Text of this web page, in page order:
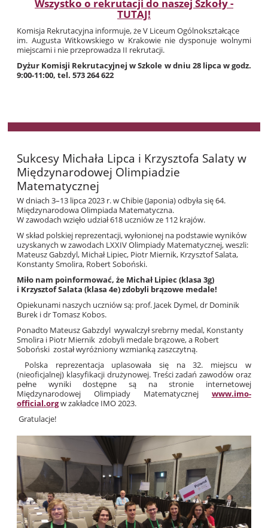
Wszystko o rekrutacji do naszej Szkoły -
TUTAJ!
Komisja Rekrutacyjna informuje, że V Liceum Ogólnokształcące
im. Augusta Witkowskiego w Krakowie nie dysponuje wolnymi
miejscami i nie przeprowadza II rekrutacji.
Dyżur Komisji Rekrutacyjnej w Szkole w dniu 28 lipca w godz.
9:00-11:00, tel. 573 264 622
Sukcesy Michała Lipca i Krzysztofa Salaty w
Międzynarodowej Olimpiadzie
Matematycznej
W dniach 3–13 lipca 2023 r. w Chibie (Japonia) odbyła się 64.
Międzynarodowa Olimpiada Matematyczna.
W zawodach wzięło udział 618 uczniów ze 112 krajów.
W skład polskiej reprezentacji, wyłonionej na podstawie wyników
uzyskanych w zawodach LXXIV Olimpiady Matematycznej, weszli:
Mateusz Gabzdyl, Michał Lipiec, Piotr Miernik, Krzysztof Salata,
Konstanty Smolira, Robert Soboński.
Miło nam poinformować, że Michał Lipiec (klasa 3g)
i Krzysztof Salata (klasa 4e) zdobyli brązowe medale!
Opiekunami naszych uczniów są: prof. Jacek Dymel, dr Dominik
Burek i dr Tomasz Kobos.
Ponadto Mateusz Gabzdyl wywalczył srebrny medal, Konstanty
Smolira i Piotr Miernik zdobyli medale brązowe, a Robert
Soboński został wyróżniony wzmianką zaszczytną.
Polska reprezentacja uplasowała się na 32. miejscu w
(nieoficjalnej) klasyfikacji drużynowej. Treści zadań zawodów oraz
pełne wyniki dostępne są na stronie internetowej
Międzynarodowej Olimpiady Matematycznej www.imo-
official.orgw zakładce IMO 2023.
Gratulacje!